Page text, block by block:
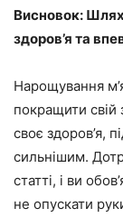
Висновок: Шлях
здоров’я та
Нарощування
покращити свій
своє здоров’я,
сильнішим.
статті, і ви
не опускати